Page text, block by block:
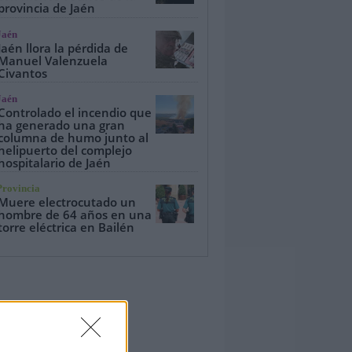
de Jaén
llora la pérdida de
Valenzuela
el incendio que
generado una gran
de humo junto al
del complejo
de Jaén
electrocutado un
de 64 años en una
eléctrica en Bailén